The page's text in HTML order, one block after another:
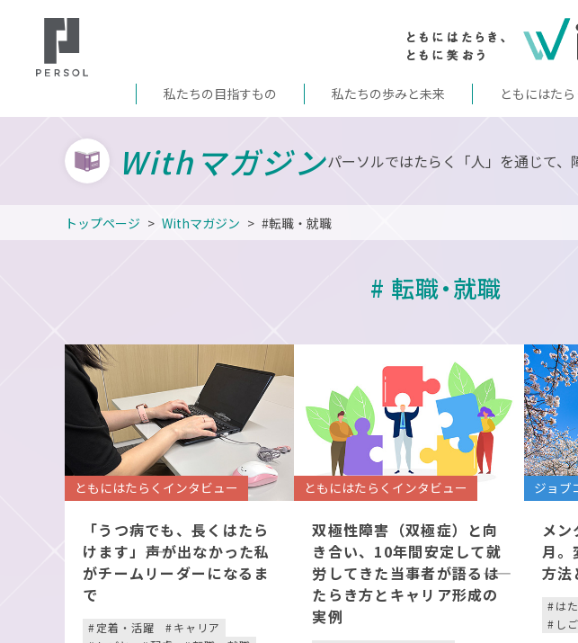
私たちの目指すもの 私たちの歩みと未来 ともにはた
Withマガジンパーソルではたらく「人」を通じて、
トップページ Withマガジン #転職・就職
# 転職・就職
ともにはたらくインタビュー
「うつ病でも、長くはたら
けます」――声が出なかった私
がチームリーダーになるま
で
定着・活躍
キャリア
ともにはたらくインタビュー
双極性障害（双極症）と向
き合い、10年間安定して就
労してきた当事者が語る――は
たらき方とキャリア形成の
実例
ジョブ
メン
月。
方法
は
し